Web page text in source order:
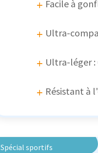
Facile à
Ultra-
Ultra-léger :
Résistant à
Spécial sportifs